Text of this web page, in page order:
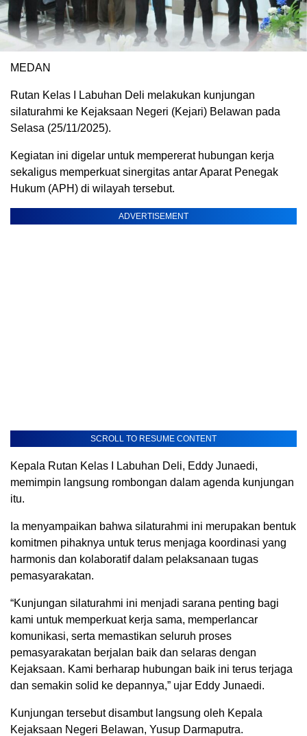
MEDAN
Rutan Kelas I Labuhan Deli melakukan kunjungan
silaturahmi ke Kejaksaan Negeri (Kejari) Belawan pada
Selasa (25/11/2025).
Kegiatan ini digelar untuk mempererat hubungan kerja
sekaligus memperkuat sinergitas antar Aparat Penegak
Hukum (APH) di wilayah tersebut.
ADVERTISEMENT
SCROLL TO RESUME CONTENT
Kepala Rutan Kelas I Labuhan Deli, Eddy Junaedi,
memimpin langsung rombongan dalam agenda kunjungan
itu.
Ia menyampaikan bahwa silaturahmi ini merupakan bentuk
komitmen pihaknya untuk terus menjaga koordinasi yang
harmonis dan kolaboratif dalam pelaksanaan tugas
pemasyarakatan.
“Kunjungan silaturahmi ini menjadi sarana penting bagi
kami untuk memperkuat kerja sama, memperlancar
komunikasi, serta memastikan seluruh proses
pemasyarakatan berjalan baik dan selaras dengan
Kejaksaan. Kami berharap hubungan baik ini terus terjaga
dan semakin solid ke depannya,” ujar Eddy Junaedi.
Kunjungan tersebut disambut langsung oleh Kepala
Kejaksaan Negeri Belawan, Yusup Darmaputra.